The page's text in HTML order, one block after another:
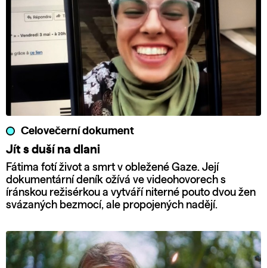
Celovečerní dokument
Jít s duší na dlani
Fátima fotí život a smrt v obležené Gaze. Její
dokumentární deník ožívá ve videohovorech s
íránskou režisérkou a vytváří niterné pouto dvou žen
svázaných bezmocí, ale propojených nadějí.